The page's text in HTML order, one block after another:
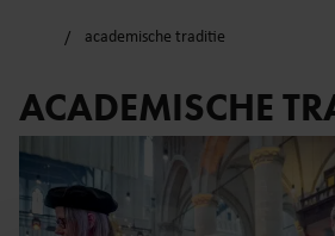
academische traditie
ACADEMISCHE